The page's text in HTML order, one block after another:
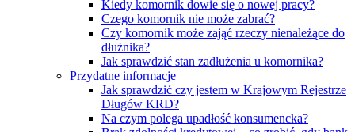
Kiedy komornik dowie się o nowej pracy?
Czego komornik nie może zabrać?
Czy komornik może zająć rzeczy nienależące do
dłużnika?
Jak sprawdzić stan zadłużenia u komornika?
Przydatne informacje
Jak sprawdzić czy jestem w Krajowym Rejestrze
Długów KRD?
Na czym polega upadłość konsumencka?